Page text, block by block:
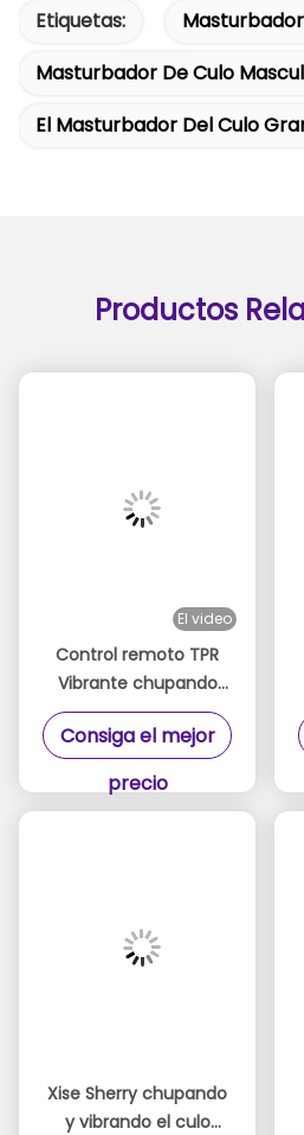
Etiquetas:
Masturbador De Culo
El Masturbador Del Culo
Productos
El video
Control remoto TPR
Vibrante chupando
culo masturbador 24
libras automático
grande
Consiga el mejor
precio
Xise Sherry chupando
y vibrando el culo